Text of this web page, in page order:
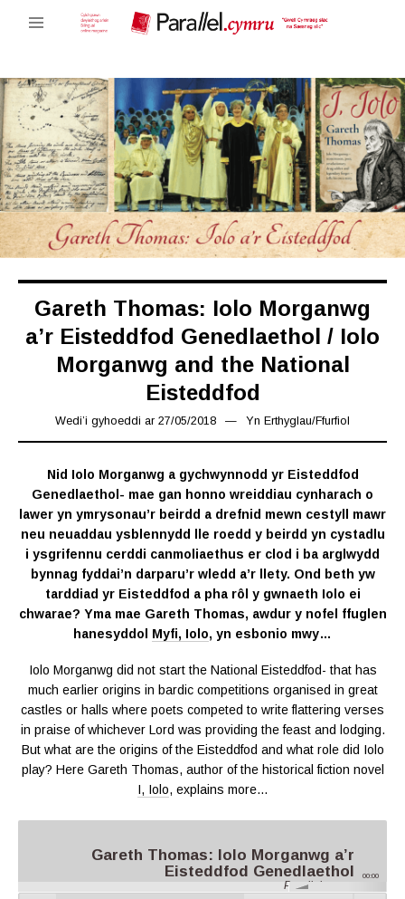
Gareth Thomas: Iolo Morganwg
a’r Eisteddfod Genedlaethol / Iolo
Morganwg and the National
Eisteddfod
Wedi’i gyhoeddi ar 27/05/2018 26/10/2019
Yn Erthyglau/Ffurfiol
Nid Iolo Morganwg a gychwynnodd yr Eisteddfod
Genedlaethol- mae gan honno wreiddiau cynharach o
lawer yn ymrysonau’r beirdd a drefnid mewn cestyll mawr
neu neuaddau ysblennydd lle roedd y beirdd yn cystadlu
i ysgrifennu cerddi canmoliaethus er clod i ba arglwydd
bynnag fyddai’n darparu’r wledd a’r llety. Ond beth yw
tarddiad yr Eisteddfod a pha rôl y gwnaeth Iolo ei
chwarae? Yma mae Gareth Thomas, awdur y nofel ffuglen
hanesyddol Myfi, Iolo, yn esbonio mwy…
Iolo Morganwg did not start the National Eisteddfod- that has
much earlier origins in bardic competitions organised in great
castles or halls where poets competed to write flattering verses
in praise of whichever Lord was providing the feast and lodging.
But what are the origins of the Eisteddfod and what role did Iolo
play? Here Gareth Thomas, author of the historical fiction novel
I, Iolo, explains more…
Gareth Thomas: Iolo Morganwg a’r
Eisteddfod Genedlaethol
Parallel.cymru
00:00